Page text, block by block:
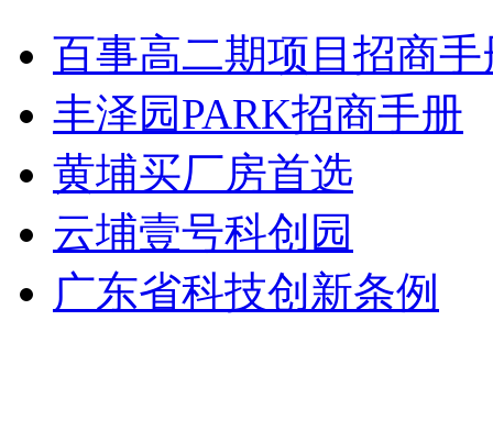
百事高二期项目招商手
丰泽园PARK招商手册
黄埔买厂房首选
云埔壹号科创园
广东省科技创新条例